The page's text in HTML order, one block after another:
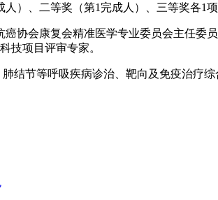
人）、二等奖（第1完成人）、三等奖各1
癌协会康复会精准医学专业委员会主任委
技项目评审专家。
肺结节等呼吸疾病诊治、靶向及免疫治疗